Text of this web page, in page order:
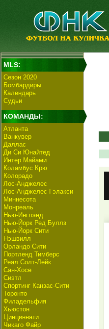
MLS:
Сезон 2020
Бомбардиры
Календарь
Судьи
КОМАНДЫ:
Атланта
Ванкувер
Даллас
Ди Си Юнайтед
Интер Майами
Коламбус Крю
Колорадо
Лос-Анджелес
Лос-Анджелес Гэлакси
Миннесота
Монреаль
Нью-Инглэнд
Нью-Йорк Ред Буллз
Нью-Йорк Сити
Нэшвилл
Орландо Сити
Портленд Тимберс
Реал Солт-Лейк
Сан-Хосе
Сиэтл
Спортинг Канзас-Сити
Торонто
Филадельфия
Хьюстон
Цинциннати
Чикаго Файр